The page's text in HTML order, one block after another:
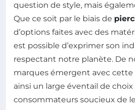
question de style, mais
Que ce soit par le biais de
d’options faites avec des
est possible d’exprimer son
respectant notre planète. De
marques émergent avec cette
ainsi un large éventail de choix
consommateurs soucieux de